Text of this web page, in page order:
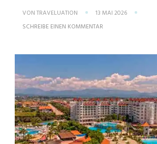
VON TRAVELUATION
13 MAI 2026
SCHREIBE EINEN KOMMENTAR
INCLUSIVE-
ENTSPANNEN
OHNE
HOHE
KOSTEN